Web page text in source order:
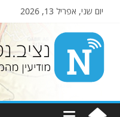
יום שני, אפריל 13, 2026
Nziv.net
מודיעין
מהמקורות